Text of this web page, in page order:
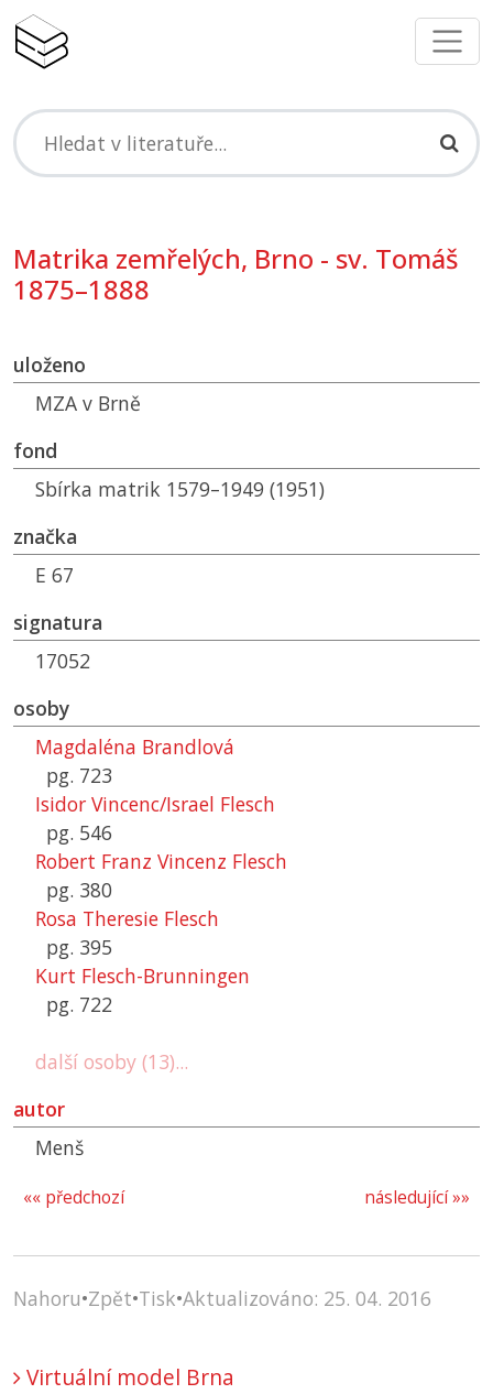
Matrika zemřelých, Brno - sv. Tomáš
1875–1888
uloženo
MZA v Brně
fond
Sbírka matrik 1579–1949 (1951)
značka
E 67
signatura
17052
osoby
Magdaléna Brandlová
pg. 723
Isidor Vincenc/Israel Flesch
pg. 546
Robert Franz Vincenz Flesch
pg. 380
Rosa Theresie Flesch
pg. 395
Kurt Flesch-Brunningen
pg. 722
další osoby (13)...
autor
Menš
následující »»
«« předchozí
Nahoru•Zpět•Tisk•Aktualizováno: 25. 04. 2016
Virtuální model Brna